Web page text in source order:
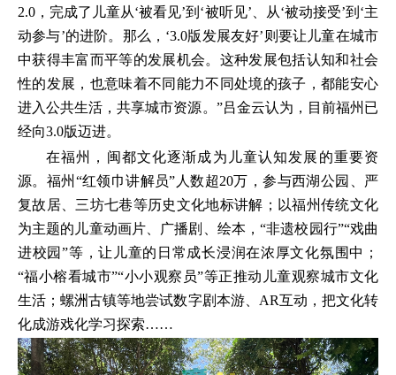
2.0，完成了儿童从‘被看见’到‘被听见’、从‘被动接受’到‘主
动参与’的进阶。那么，‘3.0版发展友好’则要让儿童在城市
中获得丰富而平等的发展机会。这种发展包括认知和社会
性的发展，也意味着不同能力不同处境的孩子，都能安心
进入公共生活，共享城市资源。”吕金云认为，目前福州已
经向3.0版迈进。
在福州，闽都文化逐渐成为儿童认知发展的重要资
源。福州“红领巾讲解员”人数超20万，参与西湖公园、严
复故居、三坊七巷等历史文化地标讲解；以福州传统文化
为主题的儿童动画片、广播剧、绘本，“非遗校园行”“戏曲
进校园”等，让儿童的日常成长浸润在浓厚文化氛围中；
“福小榕看城市”“小小观察员”等正推动儿童观察城市文化
生活；螺洲古镇等地尝试数字剧本游、AR互动，把文化转
化成游戏化学习探索……